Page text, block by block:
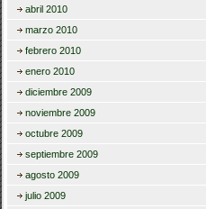
abril 2010
marzo 2010
febrero 2010
enero 2010
diciembre 2009
noviembre 2009
octubre 2009
septiembre 2009
agosto 2009
julio 2009